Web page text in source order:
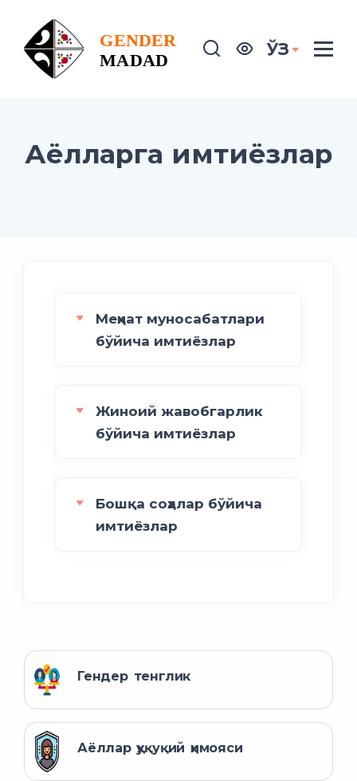
ЎЗ
Аёлларга имтиёзлар
Меҳнат муносабатлари
бўйича имтиёзлар
Жиноий жавобгарлик
бўйича имтиёзлар
Бошқа соҳалар бўйича
имтиёзлар
Гендер тенглик
Аёллар ҳуқуқий ҳимояси